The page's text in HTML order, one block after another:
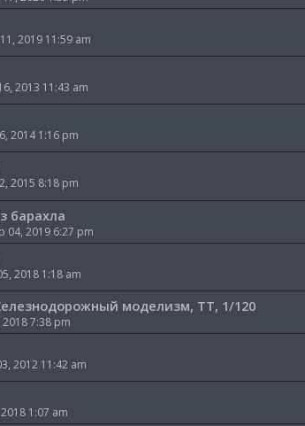
2019 11:59 am
2013 11:43 am
2014 1:16 pm
2015 8:18 pm
барахла
04, 2019 6:27 pm
2018 1:18 am
моделизм, TT, 1/120
7:38 pm
2012 11:42 am
1:07 am